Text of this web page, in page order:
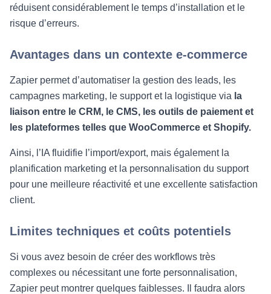
réduisent considérablement le temps d’installation et le
risque d’erreurs.
Avantages dans un contexte e-commerce
Zapier permet d’automatiser la gestion des leads, les
campagnes marketing, le support et la logistique via la
liaison entre le CRM, le CMS, les outils de paiement et
les plateformes telles que WooCommerce et Shopify.
Ainsi, l’IA fluidifie l’import/export, mais également la
planification marketing et la personnalisation du support
pour une meilleure réactivité et une excellente satisfaction
client.
Limites techniques et coûts potentiels
Si vous avez besoin de créer des workflows très
complexes ou nécessitant une forte personnalisation,
Zapier peut montrer quelques faiblesses. Il faudra alors